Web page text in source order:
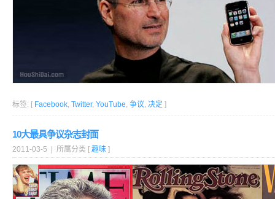
标签: [ Facebook, Twitter, YouTube, 争议, 决定 ]
10大最具争议杂志封面
2011-03-5 | 所属分类 [ 趣味 ]